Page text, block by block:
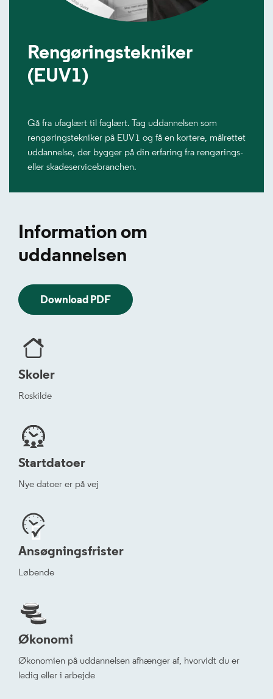
Rengøringstekniker
(EUV1)
Gå fra ufaglært til faglært. Tag uddannelsen som
rengøringstekniker på EUV1 og få en kortere, målrettet
uddannelse, der bygger på din erfaring fra rengørings-
eller skadeservicebranchen.
Information om
uddannelsen
Download PDF
Skoler
Roskilde
Startdatoer
Nye datoer er på vej


Ansøgningsfrister
Løbende
Økonomi
Økonomien på uddannelsen afhænger af, hvorvidt du er
ledig eller i arbejde